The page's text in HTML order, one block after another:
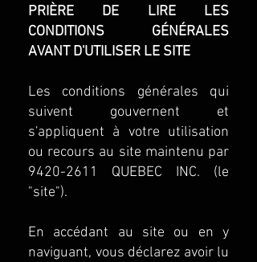
PRIÈRE DE LIRE LES
CONDITIONS GÉNÉRALES
AVANT D'UTILISER LE SITE
Les conditions générales qui
suivent gouvernent et
s'appliquent à votre utilisation
ou recours au site maintenu par
9420-2611 QUEBEC INC. (le
"site").
En accédant au site ou en y
naviguant, vous déclarez avoir lu